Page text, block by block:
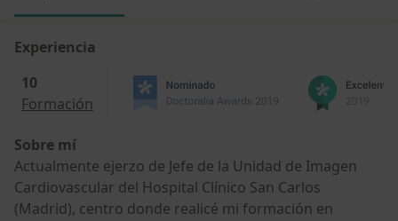
Experiencia
10
Formación
Sobre mí
Actualmente ejerzo de Jefe de la Unidad de Imagen
Cardiovascular del Hospital Clínico San Carlos
(Madrid), centro donde realicé mi formación en